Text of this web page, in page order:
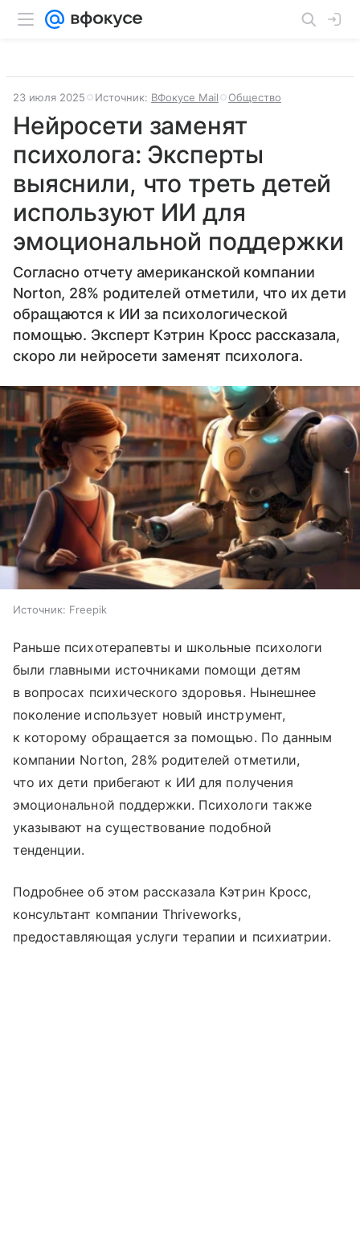
23 июля 2025 Источник: ВФокусе Mail Общество
Нейросети заменят
психолога: Эксперты
выяснили, что треть детей
используют ИИ для
эмоциональной поддержки
Согласно отчету американской компании
Norton, 28% родителей отметили, что их дети
обращаются к ИИ за психологической
помощью. Эксперт Кэтрин Кросс рассказала,
скоро ли нейросети заменят психолога.
Источник: Freepik
Раньше психотерапевты и школьные психологи
были главными источниками помощи детям
в вопросах психического здоровья. Нынешнее
поколение использует новый инструмент,
к которому обращается за помощью. По данным
компании Norton, 28% родителей отметили,
что их дети прибегают к ИИ для получения
эмоциональной поддержки. Психологи также
указывают на существование подобной
тенденции.
Подробнее об этом рассказала Кэтрин Кросс,
консультант компании Thriveworks,
предоставляющая услуги терапии и психиатрии.